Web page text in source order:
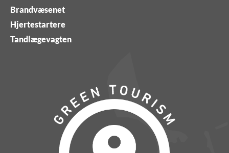
Brandvæsenet
Hjertestartere
Tandlægevagten